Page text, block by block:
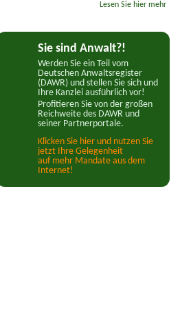
Lesen Sie hier mehr
Sie sind Anwalt?!
Werden Sie ein Teil vom
Deutschen Anwaltsregister
(DAWR) und stellen Sie sich und
Ihre Kanzlei ausführlich vor!
Profitieren Sie von der großen
Reichweite des DAWR und
seiner Partnerportale.
Klicken Sie hier und nutzen Sie
jetzt Ihre Gelegenheit
auf mehr Mandate aus dem
Internet!